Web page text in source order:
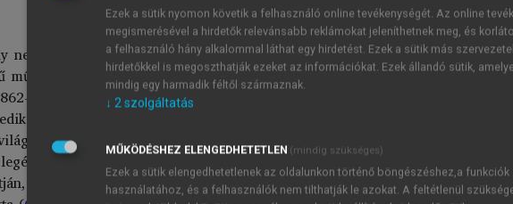
nem a legfontosabb áramlat a magyar irodalomban, nem elhanyagolható,
műve, a legfontosabb magyar dráma, jelentős utópikus vonásokat
ben keletkezett, és a leggyakrabban játszott magyar színpadi mű
előadásra 1963-ban került sor, vö.
, 41). Madách
(a fordítások gyűjteményéhez ahttps://mek.oszk.hu/01900/01925/
elemzését Radó és Andor [2014] adta ki, ld. még
Andor 2018
). A
gyakran nagy sikerrel. Hogy egy fontos példát említsünk, az 1892-es
Ezek a sütik nyomon követik a felhasználó online tevékenységét. Az online
megismerésével a hirdetők relevánsabb reklámokat jeleníthetnek meg, és
a felhasználó hány alkalommal láthat egy hirdetést. Ezek a sütik más
hirdetőkkel is megoszthatják ezeket az információkat. Ezek állandó sütik,
mindig egy harmadik féltől származnak.
↓ 2szolgáltatás
MŰKÖDÉSHEZ ELENGEDHETETLEN (mindig szükséges)
Ezek a sütik elengedhetetlenek az oldalunkon történő böngészéshez,a funkciók
használatához, és a felhasználók nem tilthatják le azokat. A feltétlenül